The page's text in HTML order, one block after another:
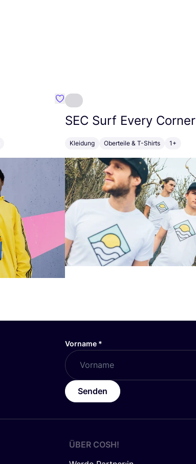
Favorit Susan Bijl
SEC Surf Every Corner
Kleidung Oberteile & T-Shirts 1+
Vorname *
Senden
ÜBER COSH!